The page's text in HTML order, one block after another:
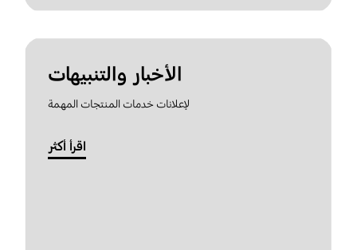
الأخبار والتنبيهات
لإعلانات خدمات المنتجات المهمة
اقرأ أكثر